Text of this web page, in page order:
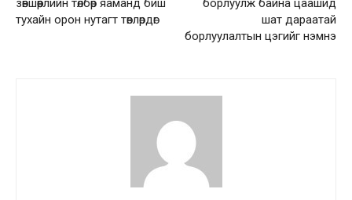
зөвшөөрлийн төлбөр яаманд биш
тухайн орон нутагт төвлөрдөг
борлуулж байна цаашид
шат дараатай
борлуулалтын цэгийг нэмнэ